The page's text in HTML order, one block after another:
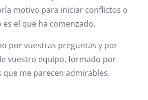
motivo para iniciar conflictos o
el que ha comenzado.
por vuestras preguntas y por
vuestro equipo, formado por
que me parecen admirables.